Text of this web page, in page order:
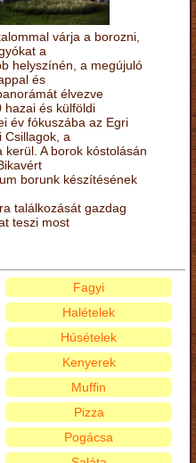
várja a borozni,
a
helyszínén, a megújuló
és
élvezve
hazai és külföldi
év fókuszába az Egri
Csillagok, a
A borok kóstolásán
borunk készítésének
találkozását gazdag
teszi most
Fagyi
Halételek
Húsételek
Kenyerek
Muffin
Pizza
Pogácsa